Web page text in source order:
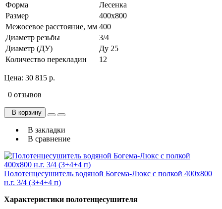
Форма
Лесенка
Размер
400х800
Межосевое расстояние, мм 400
Диаметр резьбы
3/4
Диаметр (ДУ)
Ду 25
Количество перекладин
12
Цена: 30 815 р.
0 отзывов
В корзину
В закладки
В сравнение
Полотенцесушитель водяной Богема-Люкс с полкой 400х800
н.г. 3/4 (3+4+4 п)
Характеристики полотенцесушителя